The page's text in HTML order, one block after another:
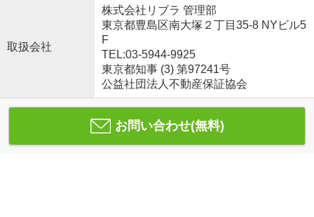
取扱会社
株式会社リブラ 管理部
東京都豊島区南大塚２丁目35-8 NYビル5
F
TEL:03-5944-9925
東京都知事 (3) 第97241号
公益社団法人不動産保証協会
お問い合わせ(無料)